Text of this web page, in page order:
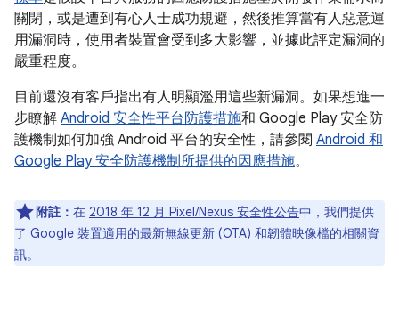
關閉，或是遭到有心人士成功規避，然後推算當有人惡意運
用漏洞時，使用者裝置會受到多大影響，並據此評定漏洞的
嚴重程度。
目前還沒有客戶指出有人明顯濫用這些新漏洞。如果想進一
步瞭解 Android 安全性平台防護措施和 Google Play 安全防
護機制如何加強 Android 平台的安全性，請參閱 Android 和
Google Play 安全防護機制所提供的因應措施。
附註： 在 2018 年 12 月 Pixel/Nexus 安全性公告中，我們提供
了 Google 裝置適用的最新無線更新 (OTA) 和韌體映像檔的相關資
訊。